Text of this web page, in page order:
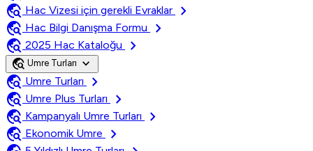
travel_explore Hac Vizesi için gerekli Evraklar
chevron_right
travel_explore Hac Bilgi Danışma Formu
chevron_right
travel_explore 2025 Hac Kataloğu chevron_right
travel_explore Umre Turları expand_more
travel_explore Umre Turları
chevron_right
travel_explore Umre Plus Turları
chevron_right
travel_explore Kampanyalı Umre Turları
chevron_right
travel_explore Ekonomik Umre
chevron_right